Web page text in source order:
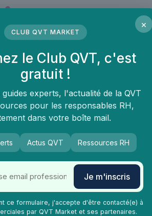
Compte approuvé
×
CLUB QVT MARKET
le Club QVT, c'est
gratuit !
experts, l'actualité de la QVT
pour les responsables RH,
dans votre boîte mail.
Actus QVT Ressources RH
Je m'inscris
ce formulaire, j'accepte d'être contacté(e) à
par QVT Market et ses partenaires.
des cookies